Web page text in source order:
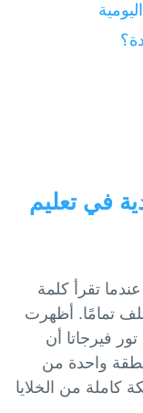
في تعليم
عندما تقرأ كلمة "gato" وتكرر "قط" عشر مرات، تعتقد
تمامًا. أظهرت
فيرجاتا أن
واحدة من
كاملة من الخلايا